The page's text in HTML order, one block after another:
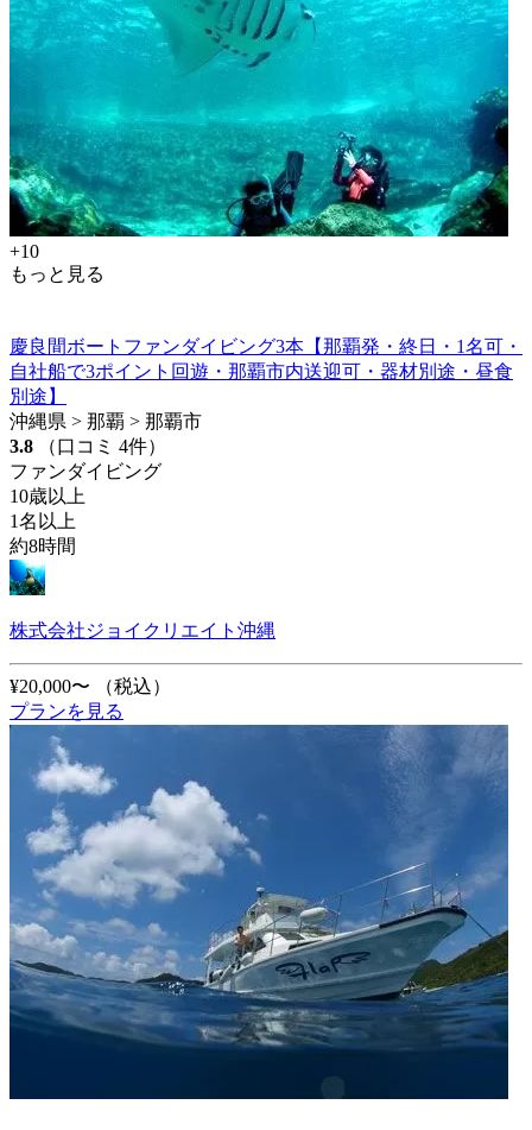
+10
もっと見る
慶良間ボートファンダイビング3本【那覇発・終日・1名可・
自社船で3ポイント回遊・那覇市内送迎可・器材別途・昼食
別途】
沖縄県 > 那覇 > 那覇市
3.8
（口コミ 4件）
ファンダイビング
10歳以上
1名以上
約8時間
株式会社ジョイクリエイト沖縄
¥20,000〜
（税込）
プランを見る